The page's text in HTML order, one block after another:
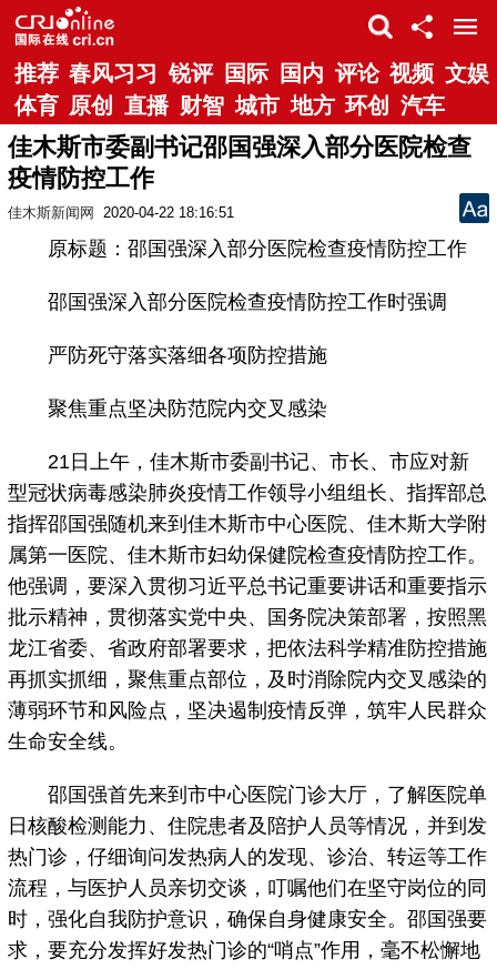
推荐 春风习习 锐评 国际 国内 评论 视频 文娱
体育 原创 直播 财智 城市 地方 环创 汽车
佳木斯市委副书记邵国强深入部分医院检查
疫情防控工作
佳木斯新闻网 2020-04-22 18:16:51
原标题：邵国强深入部分医院检查疫情防控工作
邵国强深入部分医院检查疫情防控工作时强调
严防死守落实落细各项防控措施
聚焦重点坚决防范院内交叉感染
21日上午，佳木斯市委副书记、市长、市应对新
型冠状病毒感染肺炎疫情工作领导小组组长、指挥部总
指挥邵国强随机来到佳木斯市中心医院、佳木斯大学附
属第一医院、佳木斯市妇幼保健院检查疫情防控工作。
他强调，要深入贯彻习近平总书记重要讲话和重要指示
批示精神，贯彻落实党中央、国务院决策部署，按照黑
龙江省委、省政府部署要求，把依法科学精准防控措施
再抓实抓细，聚焦重点部位，及时消除院内交叉感染的
薄弱环节和风险点，坚决遏制疫情反弹，筑牢人民群众
生命安全线。
邵国强首先来到市中心医院门诊大厅，了解医院单
日核酸检测能力、住院患者及陪护人员等情况，并到发
热门诊，仔细询问发热病人的发现、诊治、转运等工作
流程，与医护人员亲切交谈，叮嘱他们在坚守岗位的同
时，强化自我防护意识，确保自身健康安全。邵国强要
求，要充分发挥好发热门诊的“哨点”作用，毫不松懈地